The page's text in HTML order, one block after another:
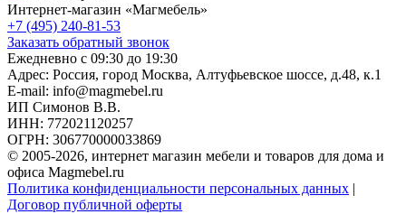
Интернет-магазин «Магмебель»
+7 (495) 240-81-53
Заказать обратный звонок
Ежедневно с 09:30 до 19:30
Адрес: Россия, город Москва, Алтуфьевское шоссе, д.48, к.1
E-mail: info@magmebel.ru
ИП Симонов В.В.
ИНН: 772021120257
ОГРН: 306770000033869
© 2005-2026, интернет магазин мебели и товаров для дома и
офиса Magmebel.ru
Политика конфиденциальности персональных данных |
Договор публичной оферты